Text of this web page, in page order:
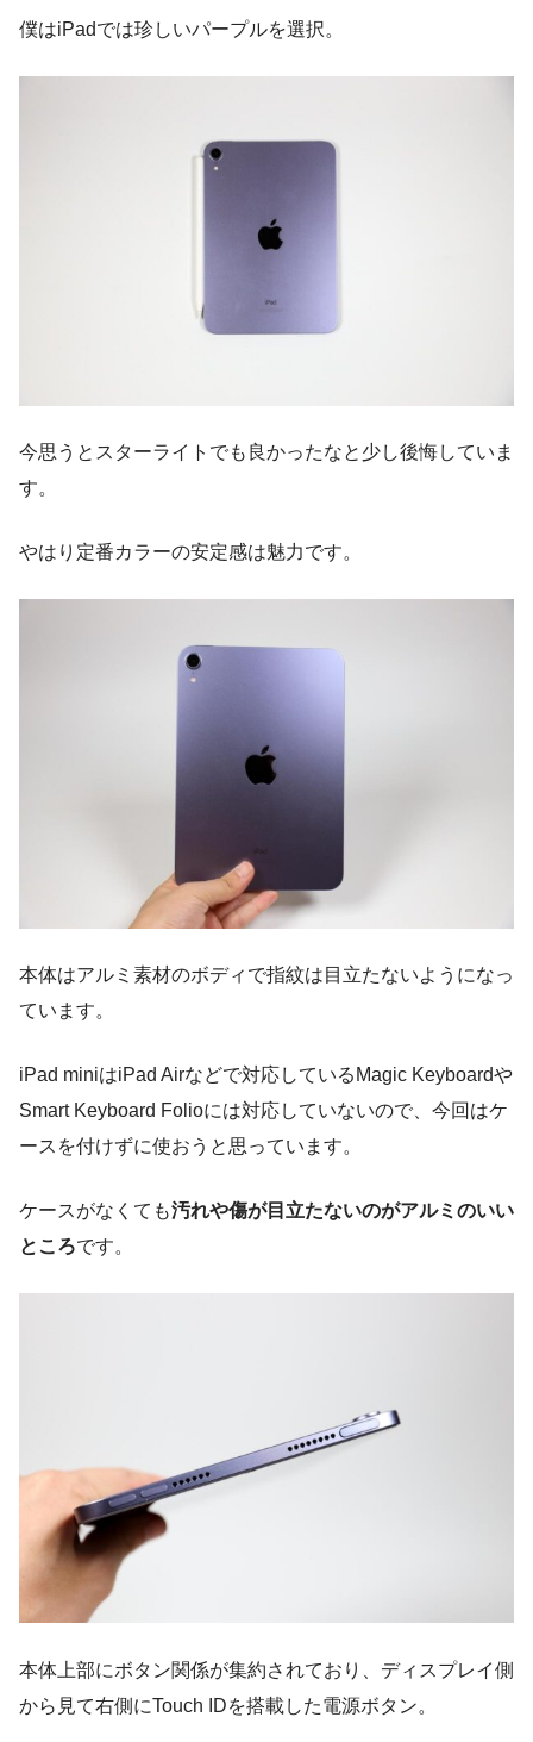
僕はiPadでは珍しいパープルを選択。
今思うとスターライトでも良かったなと少し後悔していま
す。
やはり定番カラーの安定感は魅力です。
本体はアルミ素材のボディで指紋は目立たないようになっ
ています。
iPad miniはiPad Airなどで対応しているMagic Keyboardや
Smart Keyboard Folioには対応していないので、今回はケ
ースを付けずに使おうと思っています。
ケースがなくても汚れや傷が目立たないのがアルミのいい
ところです。
本体上部にボタン関係が集約されており、ディスプレイ側
から見て右側にTouch IDを搭載した電源ボタン。